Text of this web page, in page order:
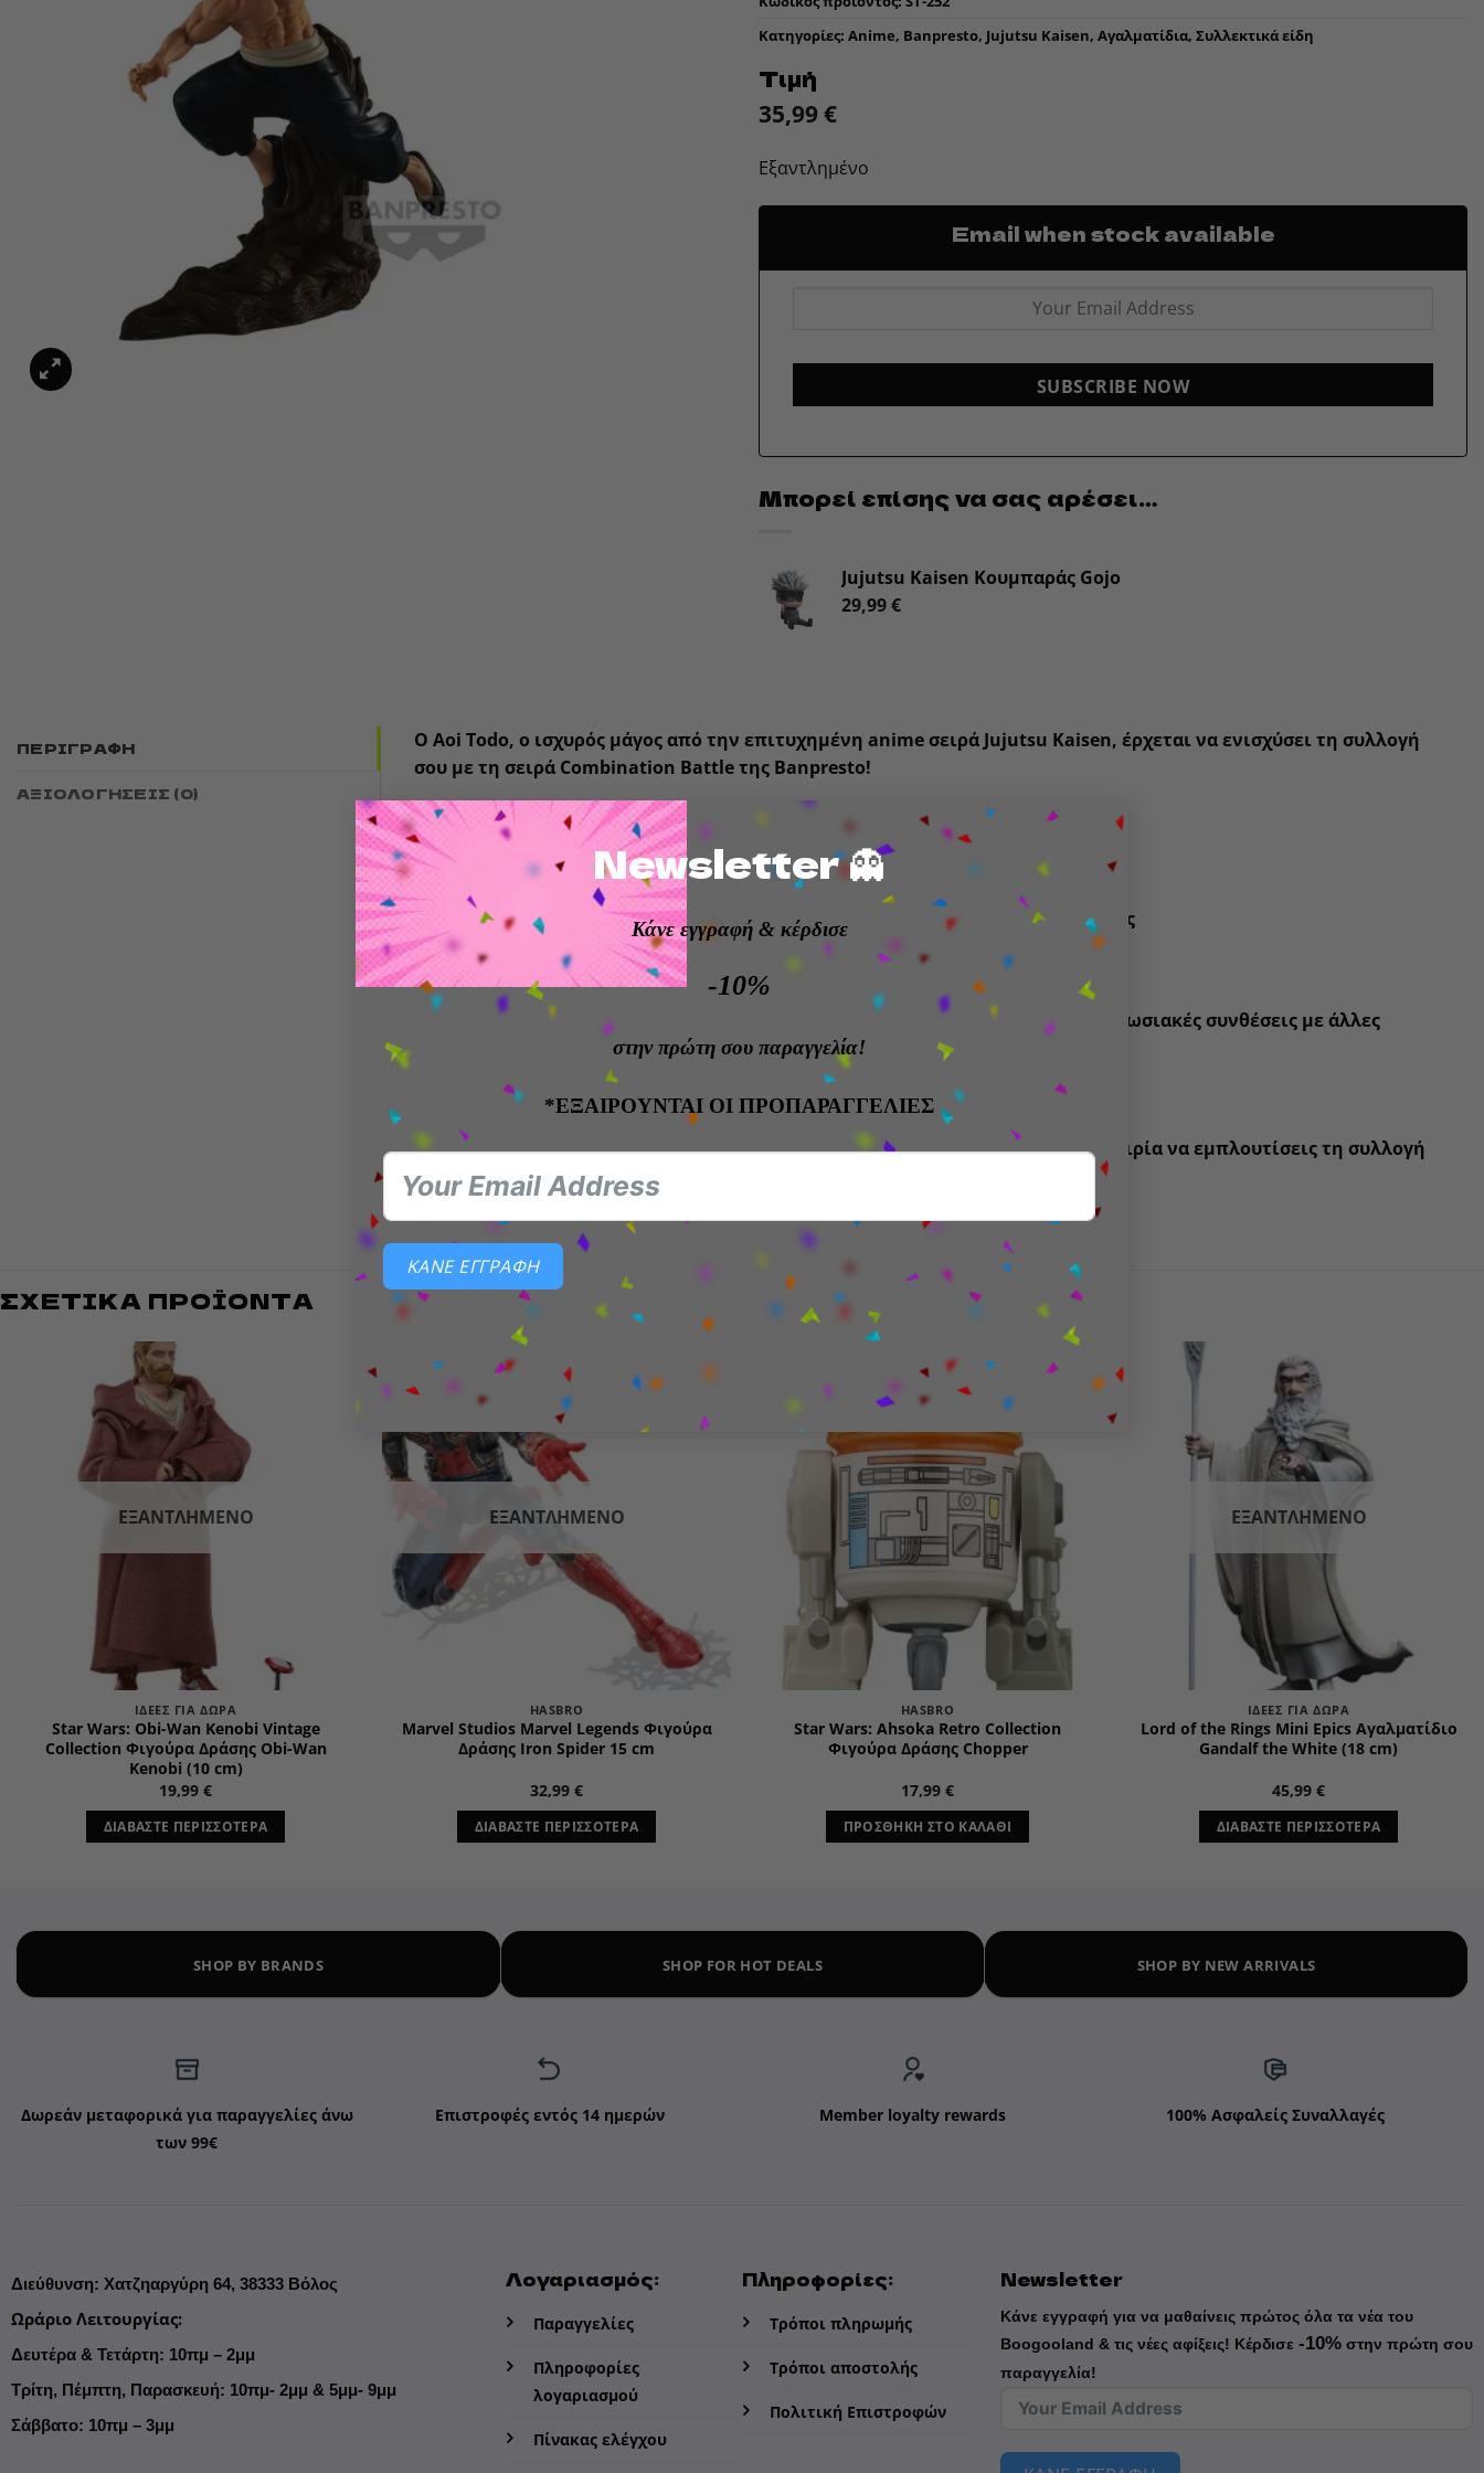
Newsletter 👻
Κάνε εγγραφή & κέρδισε
-10%
στην πρώτη σου παραγγελία!
*ΕΞΑΙΡΟΥΝΤΑΙ ΟΙ ΠΡΟΠΑΡΑΓΓΕΛΙΕΣ
ΚΑΝΕ ΕΓΓΡΑΦΗ
×
Κατηγορίες: Anime, Banpresto, Jujutsu Kaisen, Αγαλματίδια, Συλλεκτικά είδη
Τιμή
35,99€
Εξαντλημένο
Email when stock available
SUBSCRIBE NOW
Μπορεί επίσης να σας αρέσει…
Jujutsu Kaisen Κουμπαράς Gojo
29,99€
ΠΕΡΙΓΡΑΦΉ
ΑΞΙΟΛΟΓΉΣΕΙΣ (0)
Ο Aoi Todo, ο ισχυρός μάγος από την επιτυχημένη anime σειρά Jujutsu Kaisen, έρχεται να ενισχύσει τη συλλογή
σου με τη σειρά Combination Battleτης Banpresto!
💥Χαρακτηριστικά προϊόντος:
Επίσημο και αυθεντικό ΑγαλματίδιοBanpresto / Bandai Spirits
Ύψος: 9 εκ.– ιδανικό για προβολή ή συνδυασμό με άλλες φιγούρες της σειράς
Εξαιρετική λεπτομέρεια στη στάση και έκφραση του χαρακτήρα
Μέρος της σειράς Combination Battle
, σχεδιασμένη για να δημιουργεί εντυπωσιακές συνθέσεις με άλλες
Περιλαμβάνει βάση στήριξης
ΟAoi Todo, δυναμικός όπως στο anime, έτοιμος για μάχη. Μην χάσεις την ευκαιρία να εμπλουτίσεις τη συλλογή
σου με έναν από τους πιο χαρισματικούς μάγους του
ΣΧΕΤΙΚΆ ΠΡΟΪΌΝΤΑ
ΕΞΑΝΤΛΗΜΈΝΟ
ΙΔΈΕΣ ΓΙΑ ΔΏΡΑ
Star Wars: Obi-Wan Kenobi Vintage
Collection Φιγούρα Δράσης Obi-Wan
Kenobi (10 cm)
19,99 €
ΔΙΑΒΆΣΤΕ ΠΕΡΙΣΣΌΤΕΡΑ
wishlist
ΕΞΑΝΤΛΗΜΈΝΟ
HASBRO
Marvel Studios Marvel Legends Φιγούρα
Δράσης Iron Spider 15 cm
32,99 €
ΔΙΑΒΆΣΤΕ ΠΕΡΙΣΣΌΤΕΡΑ
HASBRO
Star Wars: Ahsoka Retro Collection
Φιγούρα Δράσης Chopper
17,99 €
ΠΡΟΣΘΉΚΗ ΣΤΟ ΚΑΛΆΘΙ
ΕΞΑΝΤΛΗΜΈΝΟ
ΙΔΈΕΣ ΓΙΑ ΔΏΡΑ
Lord of the Rings Mini Epics Αγαλματίδιο
Gandalf the White (18 cm)
45,99 €
ΔΙΑΒΆΣΤΕ ΠΕΡΙΣΣΌΤΕΡΑ
SHOP BY BRANDS SHOP FOR HOT DEALS SHOP BY NEW ARRIVALS
Δωρεάν μεταφορικά για παραγγελίες άνω
των 99€
Επιστροφές εντός 14 ημερών Member loyalty rewards 100% Ασφαλείς Συναλλαγές
Διεύθυνση: Χατζηαργύρη 64, 38333 Βόλος
Ωράριο Λειτουργίας:
Δευτέρα & Τετάρτη: 10πμ – 2μμ
Τρίτη, Πέμπτη, Παρασκευή: 10πμ- 2μμ & 5μμ- 9μμ
Σάββατο: 10πμ – 3μμ
Λογαριασμός:
Παραγγελίες
Πληροφορίες
λογαριασμού
Πίνακας ελέγχου
Πληροφορίες:
Τρόποι πληρωμής
Τρόποι αποστολής
Πολιτική Επιστροφών
Newsletter
Κάνε εγγραφή για να μαθαίνεις πρώτος όλα τα νέα του
Boogooland & τις νέες αφίξεις! Κέρδισε -10%στην πρώτη σου
παραγγελία!